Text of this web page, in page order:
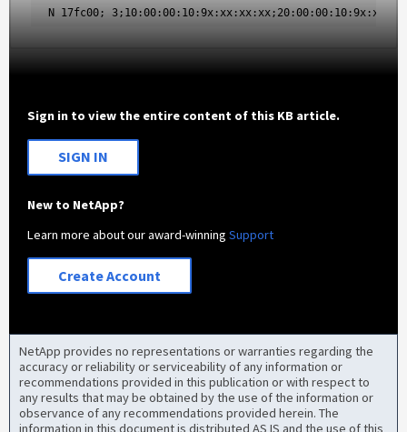
N 17fc00;
Sign in to view the entire content of this KB article.
SIGN IN
New to NetApp?
Learn more about our award-winningSupport
Create Account
NetApp provides no representations or warranties regarding the
accuracy or reliability or serviceability of any information or
recommendations provided in this publication or with respect to
any results that may be obtained by the use of the information or
observance of any recommendations provided herein. The
information in this document is distributed AS IS and the use of this